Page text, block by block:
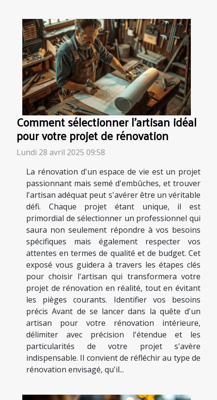
Comment sélectionner l'artisan idéal
pour votre projet de rénovation
Lundi 28 avril 2025 09:58
La rénovation d'un espace de vie est un projet
passionnant mais semé d'embûches, et trouver
l'artisan adéquat peut s'avérer être un véritable
défi. Chaque projet étant unique, il est
primordial de sélectionner un professionnel qui
saura non seulement répondre à vos besoins
spécifiques mais également respecter vos
attentes en termes de qualité et de budget. Cet
exposé vous guidera à travers les étapes clés
pour choisir l'artisan qui transformera votre
projet de rénovation en réalité, tout en évitant
les pièges courants. Identifier vos besoins
précis Avant de se lancer dans la quête d'un
artisan pour votre rénovation intérieure,
délimiter avec précision l'étendue et les
particularités de votre projet s'avère
indispensable. Il convient de réfléchir au type de
rénovation envisagé, qu'il...